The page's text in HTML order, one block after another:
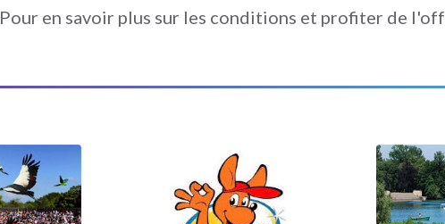
Pour en savoir plus sur les conditions et profiter de